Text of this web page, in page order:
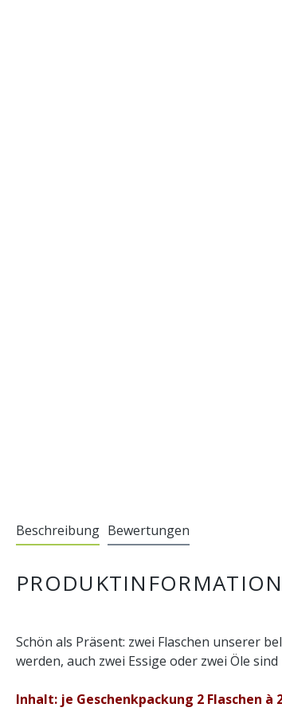
Beschreibung Bewertungen
Schön als Präsent: zwei Flaschen unserer
werden, auch zwei Essige oder zwei Öle sind
Inhalt: je Geschenkpackung 2 Flaschen à